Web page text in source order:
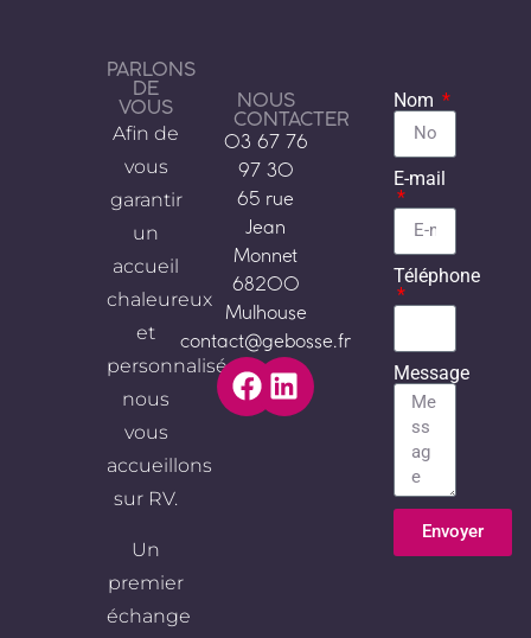
PARLONS
DE
VOUS
Afin de
vous
garantir
un
accueil
chaleureux
et
personnalisé,
nous
vous
accueillons
sur RV.
Un
premier
échange
NOUS
CONTACTER
03 67 76
97 30
65 rue
Jean
Monnet
68200
Mulhouse
contact@gebosse.fr
Nom
E-mail
Téléphone
Message
Envoyer